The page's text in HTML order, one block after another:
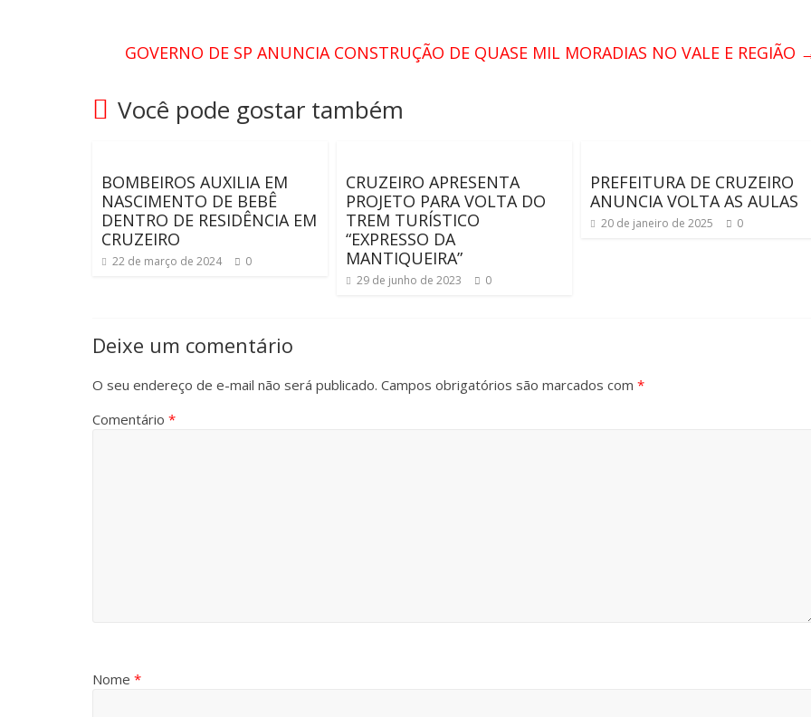
GOVERNO DE SP ANUNCIA CONSTRUÇÃO DE QUASE MIL MORADIAS NO VALE E REGIÃO
Você pode gostar também
BOMBEIROS AUXILIA EM
NASCIMENTO DE BEBÊ
DENTRO DE RESIDÊNCIA EM
CRUZEIRO
22 de março de 2024 0
CRUZEIRO APRESENTA
PROJETO PARA VOLTA DO
TREM TURÍSTICO
“EXPRESSO DA
MANTIQUEIRA”
29 de junho de 2023 0
PREFEITURA DE CRUZEIRO
ANUNCIA VOLTA AS AULAS
20 de janeiro de 2025 0
Deixe um comentário
O seu endereço de e-mail não será publicado. Campos obrigatórios são marcados com *
Comentário *
Nome *